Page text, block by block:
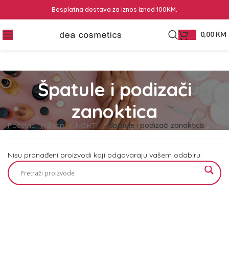
Besplatna dostava za iznos iznad 100KM.
0,00 KM
Špatule i podizači
zanoktica
Početna Shop NOKTI Špatule i podizači zanoktica
Nisu pronađeni proizvodi koji odgovaraju vašem odabiru.